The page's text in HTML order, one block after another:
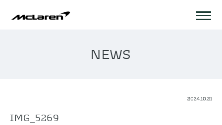
NEWS
2024.10.21
IMG_5269